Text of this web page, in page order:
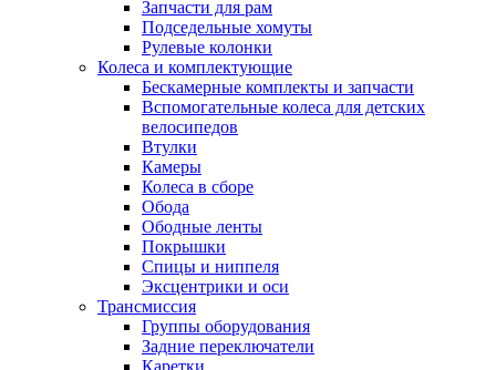
Запчасти для рам
Подседельные хомуты
Рулевые колонки
Колеса и комплектующие
Бескамерные комплекты и запчасти
Вспомогательные колеса для детских
велосипедов
Втулки
Камеры
Колеса в сборе
Обода
Ободные ленты
Покрышки
Спицы и ниппеля
Эксцентрики и оси
Трансмиссия
Группы оборудования
Задние переключатели
Каретки